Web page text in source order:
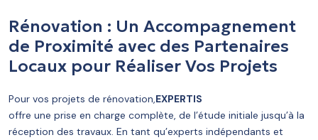
Rénovation : Un Accompagnement
de Proximité avec des Partenaires
Locaux pour Réaliser Vos Projets
Pour vos projets de rénovation,EXPERTIS
offre une prise en charge complète, de l’étude initiale jusqu’à la
réception des travaux. En tant qu’experts indépendants et